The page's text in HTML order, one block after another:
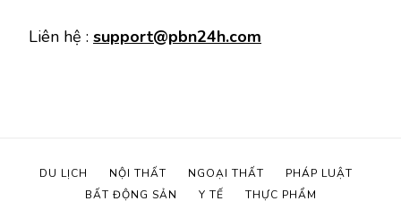
Liên hệ : support@pbn24h.com
DU LỊCH NỘI THẤT NGOẠI THẤT
PHÁP LUẬT
BẤT ĐỘNG SẢN
Y TẾ THỰC PHẨM